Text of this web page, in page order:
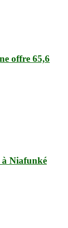
offre 65,6
à Niafunké